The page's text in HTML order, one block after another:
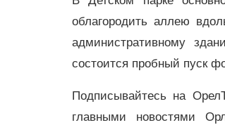
облагородить аллею
административному
состоится пробный пуск
Подписывайтесь на
главными новостями